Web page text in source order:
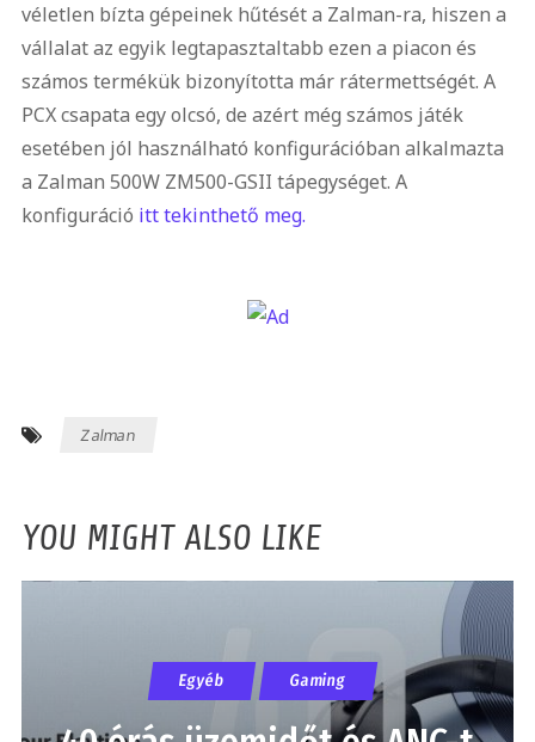
véletlen bízta gépeinek hűtését a Zalman-ra, hiszen a
vállalat az egyik legtapasztaltabb ezen a piacon és
számos termékük bizonyította már rátermettségét. A
PCX csapata egy olcsó, de azért még számos játék
esetében jól használható konfigurációban alkalmazta
a Zalman 500W ZM500-GSII tápegységet. A
konfiguráció itt tekinthető meg.
Zalman
YOU MIGHT ALSO LIKE
Egyéb Gaming